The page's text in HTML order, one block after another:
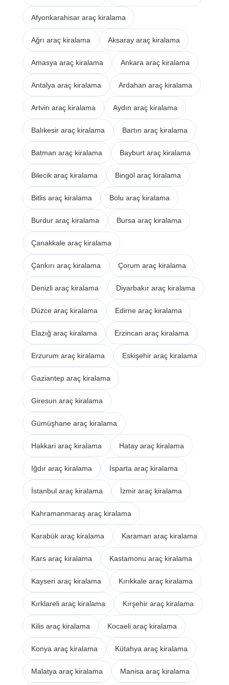
Afyonkarahisar araç kiralama
Ağrı araç kiralama Aksaray araç kiralama
Amasya araç kiralama Ankara araç kiralama
Antalya araç kiralama Ardahan araç kiralama
Artvin araç kiralama Aydın araç kiralama
Balıkesir araç kiralama Bartın araç kiralama
Batman araç kiralama Bayburt araç kiralama
Bilecik araç kiralama Bingöl araç kiralama
Bitlis araç kiralama Bolu araç kiralama
Burdur araç kiralama Bursa araç kiralama
Çanakkale araç kiralama
Çankırı araç kiralama Çorum araç kiralama
Denizli araç kiralama Diyarbakır araç kiralama
Düzce araç kiralama Edirne araç kiralama
Elazığ araç kiralama Erzincan araç kiralama
Erzurum araç kiralama Eskişehir araç kiralama
Gaziantep araç kiralama
Giresun araç kiralama
Gümüşhane araç kiralama
Hakkari araç kiralama Hatay araç kiralama
Iğdır araç kiralama Isparta araç kiralama
İstanbul araç kiralama İzmir araç kiralama
Kahramanmaraş araç kiralama
Karabük araç kiralama Karaman araç kiralama
Kars araç kiralama Kastamonu araç kiralama
Kayseri araç kiralama Kırıkkale araç kiralama
Kırklareli araç kiralama Kırşehir araç kiralama
Kilis araç kiralama Kocaeli araç kiralama
Konya araç kiralama Kütahya araç kiralama
Malatya araç kiralama Manisa araç kiralama